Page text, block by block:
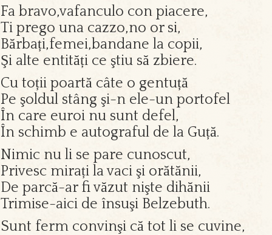
Fa bravo,vafanculo con piacere,
Ti prego una cazzo,no or si,
Bărbați,femei,bandane la copii,
Şi alte entități ce ştiu să zbiere.
Cu toții poartă câte o gentuță
Pe şoldul stâng şi-n ele-un portofel
În care euroi nu sunt defel,
În schimb e autograful de la Guță.
Nimic nu li se pare cunoscut,
Privesc mirați la vaci şi orătănii,
De parcă-ar fi văzut nişte dihănii
Trimise-aici de însuşi Belzebuth.
Sunt ferm convinşi că tot li se cuvine,